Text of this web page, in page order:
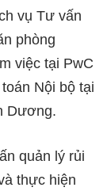
vụ Tư vấn
phòng
việc tại PwC
Nội bộ tại
Dương.
quản lý rủi
thực hiện